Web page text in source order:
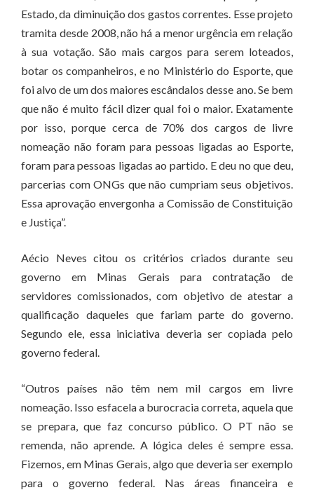
Estado, da diminuição dos gastos correntes. Esse projeto
tramita desde 2008, não há a menor urgência em relação
à sua votação. São mais cargos para serem loteados,
botar os companheiros, e no Ministério do Esporte, que
foi alvo de um dos maiores escândalos desse ano. Se bem
que não é muito fácil dizer qual foi o maior. Exatamente
por isso, porque cerca de 70% dos cargos de livre
nomeação não foram para pessoas ligadas ao Esporte,
foram para pessoas ligadas ao partido. E deu no que deu,
parcerias com ONGs que não cumpriam seus objetivos.
Essa aprovação envergonha a Comissão de Constituição
e Justiça”.
Aécio Neves citou os critérios criados durante seu
governo em Minas Gerais para contratação de
servidores comissionados, com objetivo de atestar a
qualificação daqueles que fariam parte do governo.
Segundo ele, essa iniciativa deveria ser copiada pelo
governo federal.
“Outros países não têm nem mil cargos em livre
nomeação. Isso esfacela a burocracia correta, aquela que
se prepara, que faz concurso público. O PT não se
remenda, não aprende. A lógica deles é sempre essa.
Fizemos, em Minas Gerais, algo que deveria ser exemplo
para o governo federal. Nas áreas financeira e